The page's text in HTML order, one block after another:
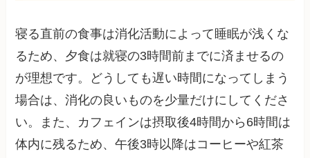
寝る直前の食事は消化活動によって睡眠が浅くな
るため、夕食は就寝の3時間前までに済ませるの
が理想です。どうしても遅い時間になってしまう
場合は、消化の良いものを少量だけにしてくださ
い。また、カフェインは摂取後4時間から6時間は
体内に残るため、午後3時以降はコーヒーや紅茶